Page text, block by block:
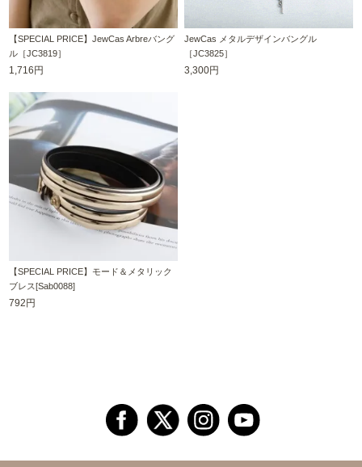
【SPECIAL PRICE】JewCas Arbreバング
ル［JC3819］
1,716円
JewCas メタルデザインバングル
［JC3825］
3,300円
【SPECIAL PRICE】モード＆メタリック
ブレス[Sab0088]
792円